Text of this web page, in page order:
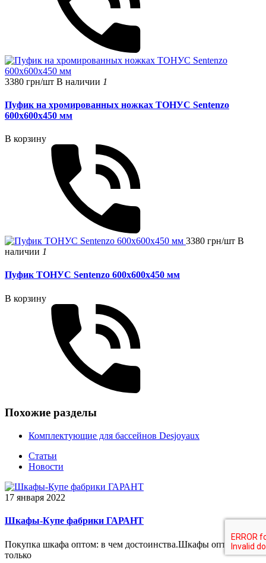
3380 грн/шт В наличии 1
Пуфик на хромированных ножках ТОНУС Sentenzo
600x600x450 мм
В корзину
3380 грн/шт В
наличии 1
Пуфик ТОНУС Sentenzo 600x600x450 мм
В корзину
Похожие разделы
Комплектующие для бассейнов Desjoyaux
Статьи
Новости
17 января 2022
Шкафы-Купе фабрики ГАРАНТ
Покупка шкафа оптом: в чем достоинства.Шкафы оптом не
только